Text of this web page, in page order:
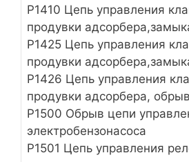
Р1410 Цепь управления
продувки
Р1425 Цепь управления
продувки
Р1426 Цепь управления
продувки адсорбера, обрыв
Р1500 Обрыв цепи
электробензонасоса
Р1501 Цепь управления